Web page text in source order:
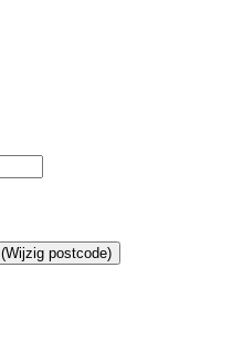
(Wijzig postcode)